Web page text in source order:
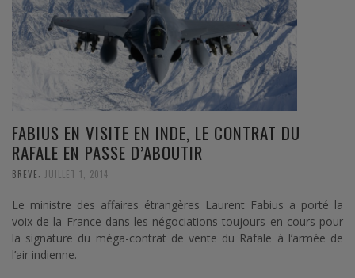
FABIUS EN VISITE EN INDE, LE CONTRAT DU
RAFALE EN PASSE D’ABOUTIR
BREVE JUILLET 1, 2014
Le ministre des affaires étrangères Laurent Fabius a porté la
voix de la France dans les négociations toujours en cours pour
la signature du méga-contrat de vente du Rafale à l’armée de
l’air indienne.